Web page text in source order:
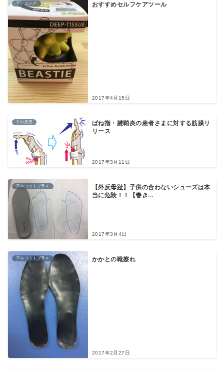
ランニング おすすめセルフケアツール
2017年4月15日
手の疾患
ばね指・腱鞘炎の患者さまに対する筋膜リ
リース
2017年3月11日
アルコットプラス
【外反母趾】子供の合わないシューズは本
当に危険！！【巻き...
2017年3月4日
アルコットプラス かかとの靴擦れ
2017年2月27日